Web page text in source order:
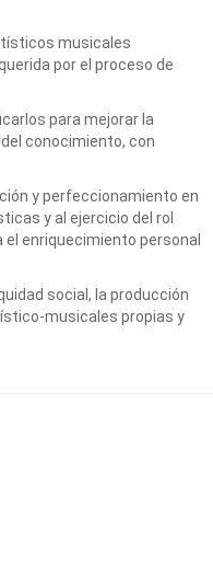
musicales
por el proceso de
para mejorar la
conocimiento, con
y perfeccionamiento en
y al ejercicio del rol
enriquecimiento personal
social, la producción
musicales propias y